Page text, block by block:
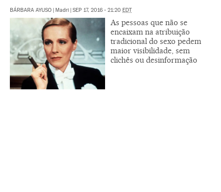
BÁRBARA AYUSO | Madri | SEP 17, 2016 - 21:20 EDT
As pessoas que não se
encaixam na atribuição
tradicional do sexo pedem
maior visibilidade, sem
clichês ou desinformação